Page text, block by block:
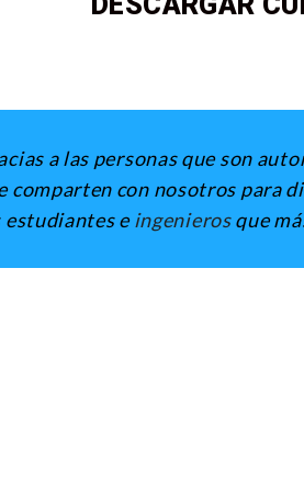
a las personas que son
comparten con nosotros para
estudiantes eingenierosque